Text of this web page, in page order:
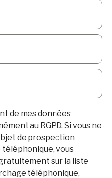
de mes données
au RGPD. Si vous ne
de prospection
vous
sur la liste
téléphonique,